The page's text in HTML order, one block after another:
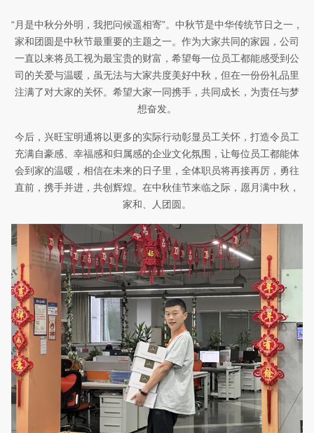
“月是中秋分外明，我把问候遥相寄”。中秋节是中华传统节日之一，
家和团圆是中秋节最重要的主题之一。作为大家共同的家园，公司
一直以来将员工视为最宝贵的财富， 希望每一位员工都能感受到公
司的关爱与温暖 ，虽无法与大家共度美好中秋，但在一份份礼品里
注满了对大家的关怀。希望大家一同携手，共同成长，为责任与梦
想奋发。
今后，兴旺宝明通将以更多的实际行动彰显员工关怀，打造令员工
充满自豪感、幸福感和归属感的企业文化氛围，让每位员工都能体
会到家的温暖，相信在未来的日子里，全体职员将再接再厉，勇往
直前，携手并进，共创辉煌。在中秋佳节来临之际，愿月满中秋，
家和、人团圆。